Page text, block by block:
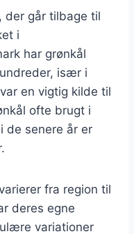
der går tilbage til
i
har grønkål
især i
en vigtig kilde til
ofte brugt i
de senere år er
fra region til
deres egne
variationer